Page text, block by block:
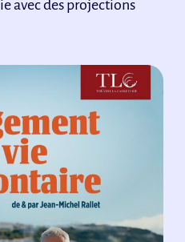
avec des projections